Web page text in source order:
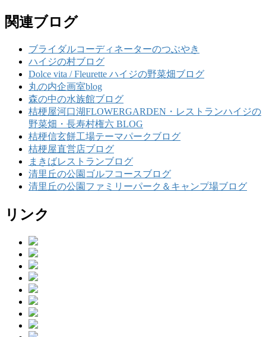
関連ブログ
ブライダルコーディネーターのつぶやき
ハイジの村ブログ
Dolce vita / Fleurette ハイジの野菜畑ブログ
丸の内企画室blog
森の中の水族館ブログ
桔梗屋河口湖FLOWERGARDEN・レストランハイジの
野菜畑・長寿村権六 BLOG
桔梗信玄餅工場テーマパークブログ
桔梗屋直営店ブログ
まきばレストランブログ
清里丘の公園ゴルフコースブログ
清里丘の公園ファミリーパーク＆キャンプ場ブログ
リンク